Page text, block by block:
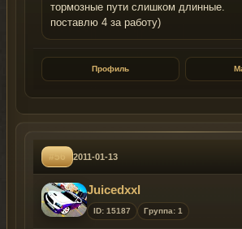
тормозные пути слишком длинные.
поставлю 4 за работу)
Профиль
#56 2011-01-13
Juicedxxl
ID: 15187 Группа: 1